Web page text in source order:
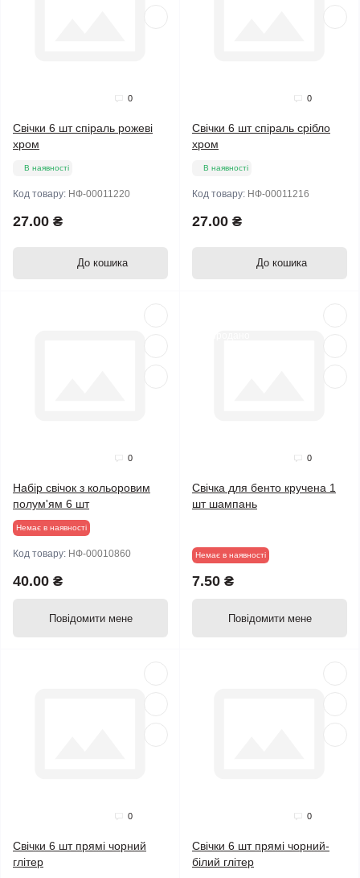
0
Свічки 6 шт спіраль рожеві
хром
В наявності
Код товару: НФ-00011220
27.00 ₴
До кошика
0
Свічки 6 шт спіраль срібло
хром
В наявності
Код товару: НФ-00011216
27.00 ₴
До кошика
0
Набір свічок з кольоровим
полум'ям 6 шт
Немає в наявності
Код товару: НФ-00010860
40.00 ₴
Повідомити мене
0
Свічка для бенто кручена 1
шт шампань
Немає в наявності
7.50 ₴
Повідомити мене
0
Свічки 6 шт прямі чорний
глітер
0
Свічки 6 шт прямі чорний-
білий глітер